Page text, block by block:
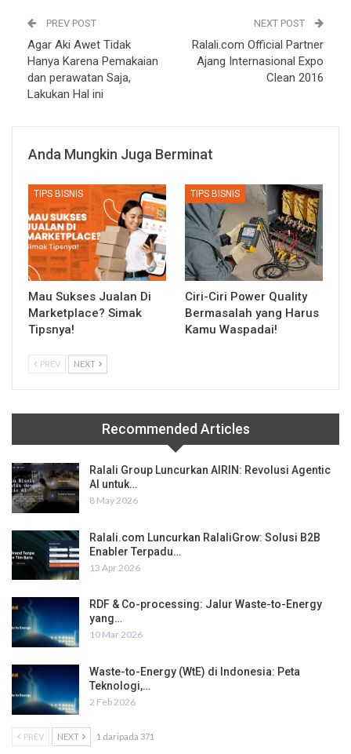
PREV POST
Agar Aki Awet Tidak
Hanya Karena Pemakaian
dan perawatan Saja,
Lakukan Hal ini
NEXT POST
Ralali.com Official Partner
Ajang Internasional Expo
Clean 2016
Anda Mungkin Juga Berminat
TIPS BISNIS
Mau Sukses Jualan Di
Marketplace? Simak
Tipsnya!
TIPS BISNIS
Ciri-Ciri Power Quality
Bermasalah yang Harus
Kamu Waspadai!
PREV NEXT
Recommended Articles
Ralali Group Luncurkan AIRIN: Revolusi Agentic
AI untuk…
8 May 2026
Ralali.com Luncurkan RalaliGrow: Solusi B2B
Enabler Terpadu…
13 Apr 2026
RDF & Co-processing: Jalur Waste-to-Energy
yang…
10 Mar 2026
Waste-to-Energy (WtE) di Indonesia: Peta
Teknologi,…
2 Feb 2026
PREV NEXT 1 daripada 371